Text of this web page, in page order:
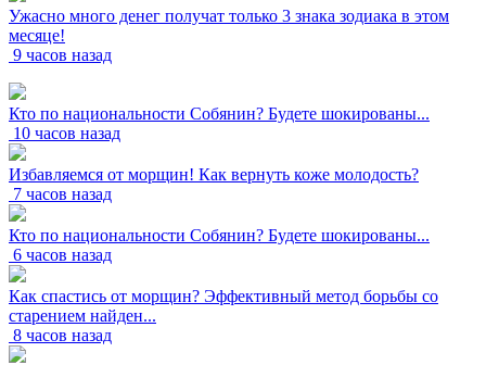
Ужасно много денег получат только 3 знака зодиака в этом
месяце!
9 часов назад
Кто по национальности Собянин? Будете шокированы...
10 часов назад
Избавляемся от морщин! Как вернуть коже молодость?
7 часов назад
Кто по национальности Собянин? Будете шокированы...
6 часов назад
Как спастись от морщин? Эффективный метод борьбы со
старением найден...
8 часов назад